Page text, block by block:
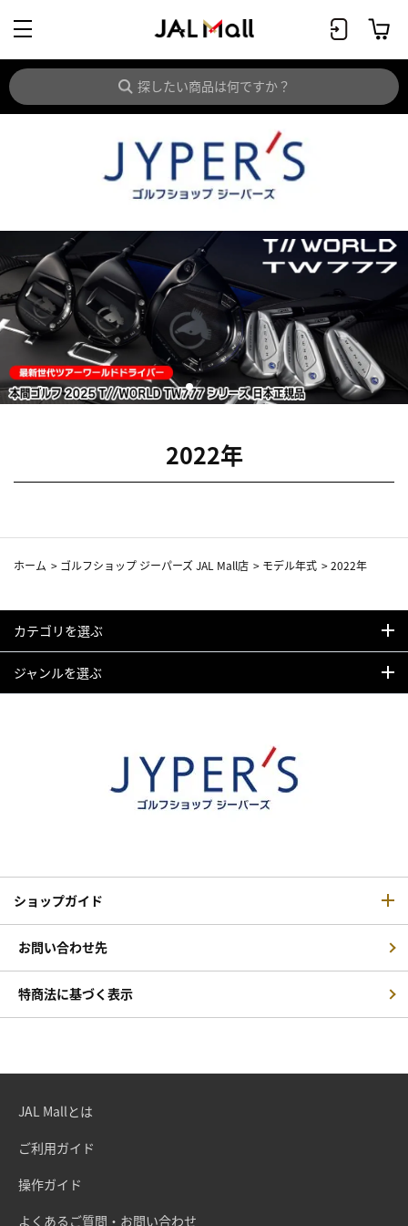
2022年
ホーム > ゴルフショップ ジーパーズ JAL Mall店 > モデル年式 >2022年
カテゴリを選ぶ
ジャンルを選ぶ
ショップガイド
お問い合わせ先
特商法に基づく表示
JAL Mallとは
ご利用ガイド
操作ガイド
よくあるご質問・お問い合わせ